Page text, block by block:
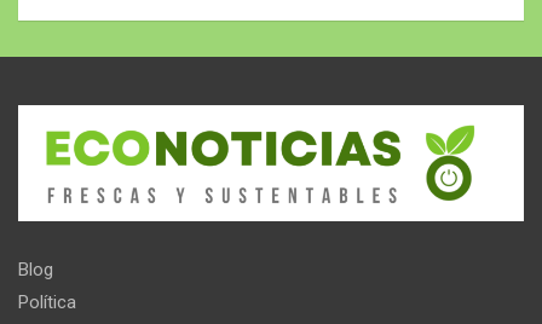
Blog
Política